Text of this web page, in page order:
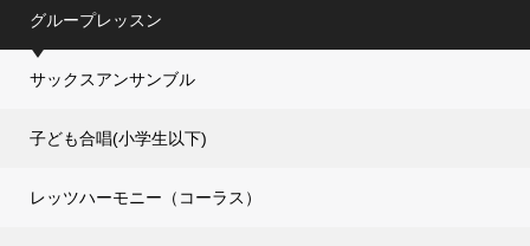
グループレッスン
サックスアンサンブル
子ども合唱(小学生以下)
レッツハーモニー（コーラス）